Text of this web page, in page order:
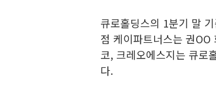
큐로홀딩스의 1분기 말
점 케이파트너스는 권
코, 크레오에스지는 큐로
다.